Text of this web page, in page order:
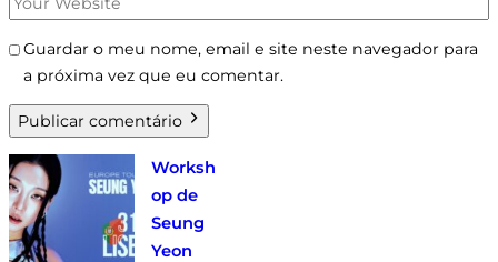
Guardar o meu nome, email e site neste navegador para
a próxima vez que eu comentar.
Publicar comentário
Worksh
op de
Seung
Yeon